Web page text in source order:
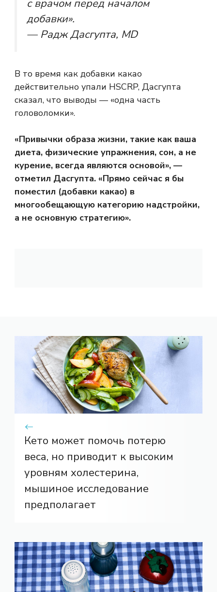
с врачом перед началом
добавки».
— Радж Дасгупта, MD
В то время как добавки какао
действительно упали HSCRP, Дасгупта
сказал, что выводы — «одна часть
головоломки».
«Привычки образа жизни, такие как ваша
диета, физические упражнения, сон, а не
курение, всегда являются основой», —
отметил Дасгупта. «Прямо сейчас я бы
поместил (добавки какао) в
многообещающую категорию надстройки,
а не основную стратегию».
Кето может помочь потерю
веса, но приводит к высоким
уровням холестерина,
мышиное исследование
предполагает